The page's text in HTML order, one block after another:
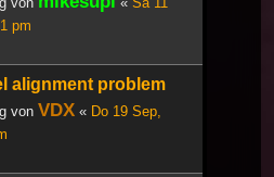
pm
alignment problem
von VDX « Do 19 Sep,